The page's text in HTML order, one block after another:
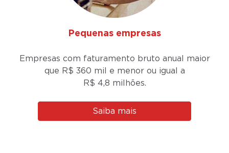
Pequenas empresas
Empresas com faturamento bruto anual maior
que R$ 360 mil e menor ou igual a
R$ 4,8 milhões.
Saiba mais